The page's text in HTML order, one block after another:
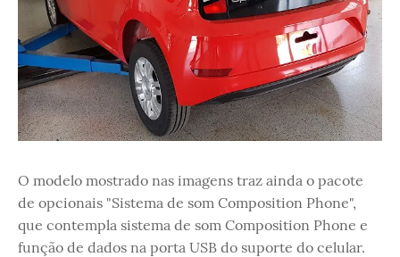
O modelo mostrado nas imagens traz ainda o pacote
de opcionais "Sistema de som Composition Phone",
que contempla sistema de som Composition Phone e
função de dados na porta USB do suporte do celular.